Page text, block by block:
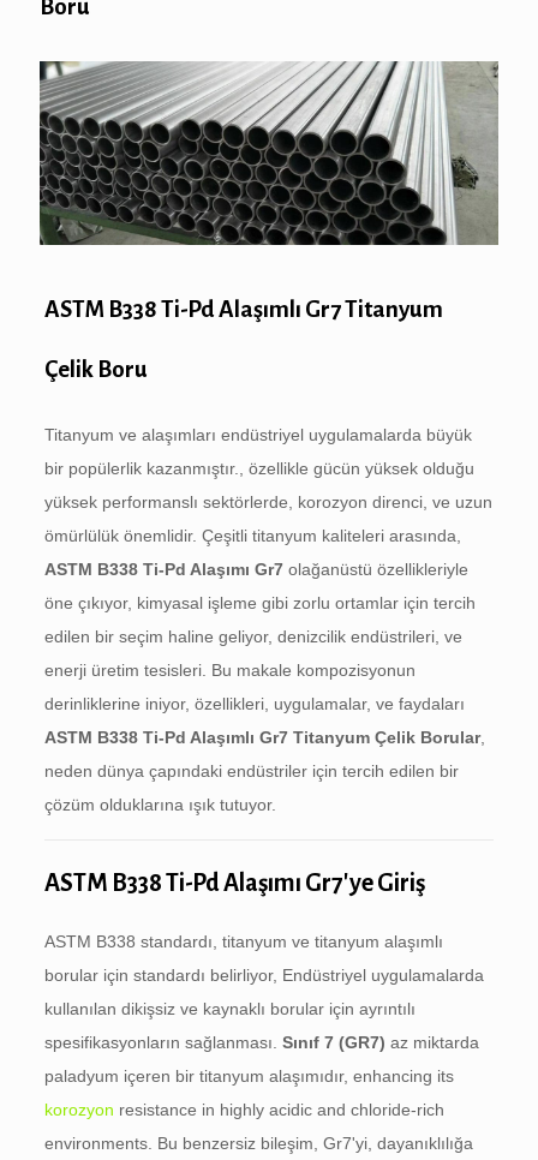
Boru
ASTM B338 Ti-Pd Alaşımlı Gr7 Titanyum
Çelik Boru
Titanyum ve alaşımları endüstriyel uygulamalarda büyük
bir popülerlik kazanmıştır., özellikle gücün yüksek olduğu
yüksek performanslı sektörlerde, korozyon direnci, ve uzun
ömürlülük önemlidir. Çeşitli titanyum kaliteleri arasında,
ASTM B338 Ti-Pd Alaşımı Gr7olağanüstü özellikleriyle
öne çıkıyor, kimyasal işleme gibi zorlu ortamlar için tercih
edilen bir seçim haline geliyor, denizcilik endüstrileri, ve
enerji üretim tesisleri. Bu makale kompozisyonun
derinliklerine iniyor, özellikleri, uygulamalar, ve faydaları
ASTM B338 Ti-Pd Alaşımlı Gr7 Titanyum Çelik Borular,
neden dünya çapındaki endüstriler için tercih edilen bir
çözüm olduklarına ışık tutuyor.
ASTM B338 Ti-Pd Alaşımı Gr7'ye Giriş
ASTM B338 standardı, titanyum ve titanyum alaşımlı
borular için standardı belirliyor, Endüstriyel uygulamalarda
kullanılan dikişsiz ve kaynaklı borular için ayrıntılı
spesifikasyonların sağlanması. Sınıf 7 (GR7) az miktarda
paladyum içeren bir titanyum alaşımıdır, enhancing its
korozyon resistance in highly acidic and chloride-rich
environments. Bu benzersiz bileşim, Gr7'yi, dayanıklılığa